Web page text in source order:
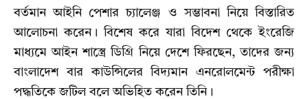
বর্তমান আইনি পেশার চ্যালেঞ্জ ও সম্ভাবনা নিয়ে বিস্তারিত
আলোচনা করেন। বিশেষ করে যারা বিদেশ থেকে ইংরেজি
মাধ্যমে আইন শাস্ত্রে ডিগ্রি নিয়ে দেশে ফিরছেন, তাদের জন্য
বাংলাদেশ বার কাউন্সিলের বিদ্যমান এনরোলমেন্ট পরীক্ষা
পদ্ধতিকে জটিল বলে অভিহিত করেন তিনি।